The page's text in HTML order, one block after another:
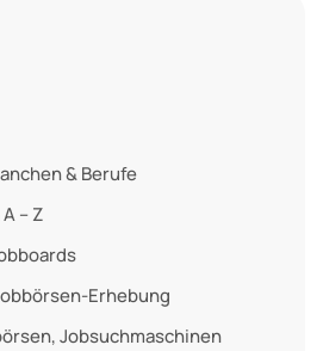
& Berufe
– Z
Erhebung
Jobsuchmaschinen